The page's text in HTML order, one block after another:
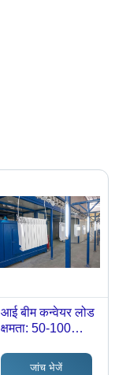
आई बीम कन्वेयर लोड
क्षमता: 50-100
जांच भेजें